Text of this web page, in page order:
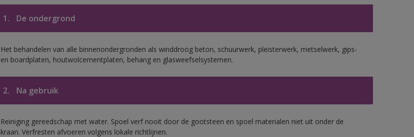
1. De ondergrond
Het behandelen van alle binnenondergronden als winddroog beton, schuurwerk, pleisterwerk, metselwerk, gips-
en boardplaten, houtwolcementplaten, behang en glasweefselsystemen.
2. Na gebruik
Reiniging gereedschap met water. Spoel verf nooit door de gootsteen en spoel materialen niet uit onder de
kraan. Verfresten afvoeren volgens lokale richtlijnen.